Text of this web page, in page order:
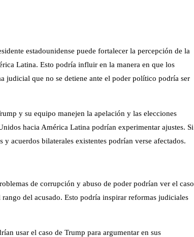
estadounidense puede fortalecer la percepción de la
Latina. Esto podría influir en la manera en que los
judicial que no se detiene ante el poder político podría ser
y su equipo manejen la apelación y las elecciones
hacia América Latina podrían experimentar ajustes. Si
acuerdos bilaterales existentes podrían verse afectados.
de corrupción y abuso de poder podrían ver el caso
del acusado. Esto podría inspirar reformas judiciales
usar el caso de Trump para argumentar en sus